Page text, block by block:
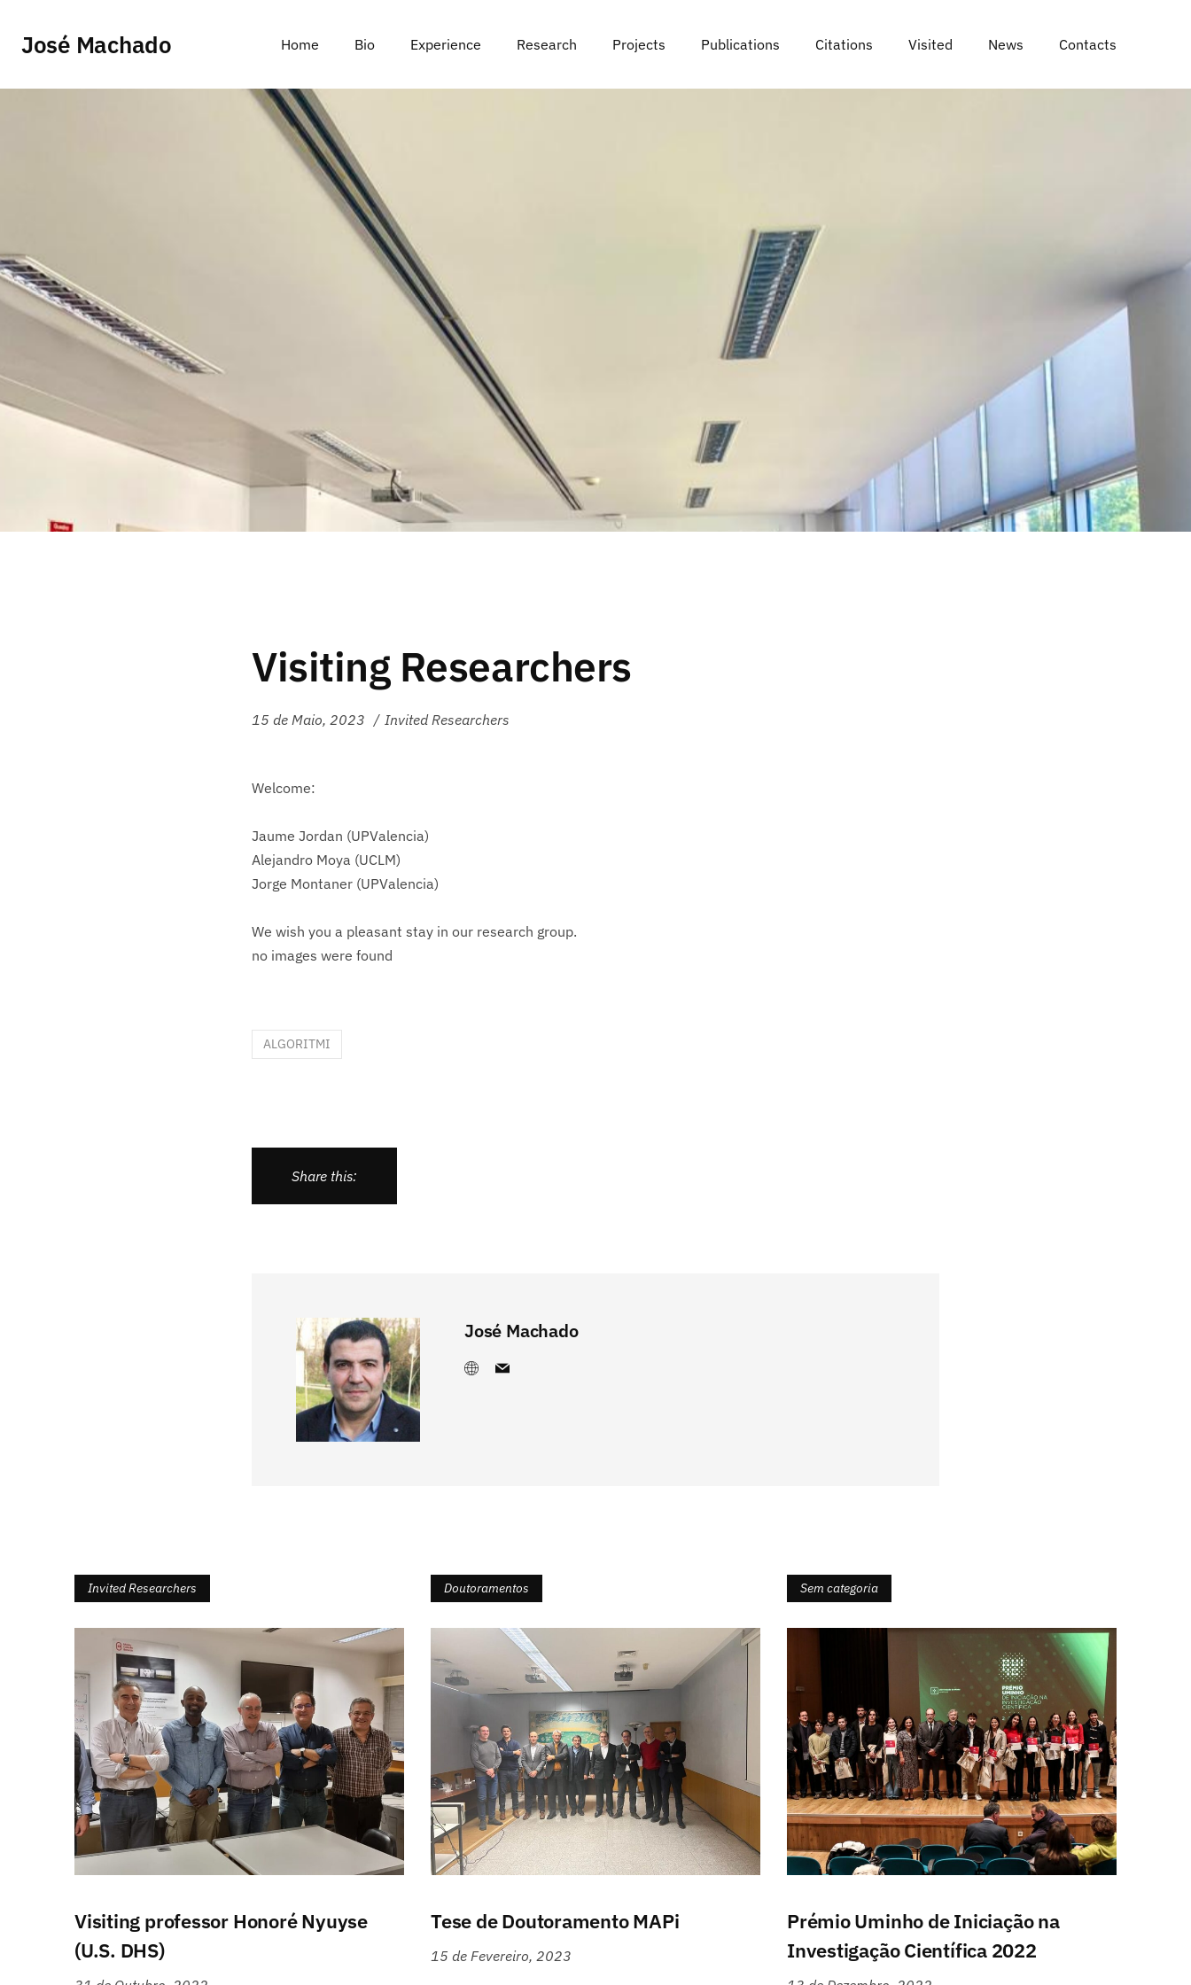
José Machado Home Bio Experience Research Projects Publications Citations Visited News Contacts
Visiting Researchers
15 de Maio, 2023 Invited Researchers
Welcome:
Jaume Jordan (UPValencia)
Alejandro Moya (UCLM)
Jorge Montaner (UPValencia)
We wish you a pleasant stay in our research group.
no images were found
ALGORITMI
Share this:
José Machado
Invited Researchers
Visiting professor Honoré Nyuyse
(U.S. DHS)
Doutoramentos
Tese de Doutoramento MAPi
15 de Fevereiro, 2023
Sem categoria
Prémio Uminho de Iniciação na
Investigação Científica 2022